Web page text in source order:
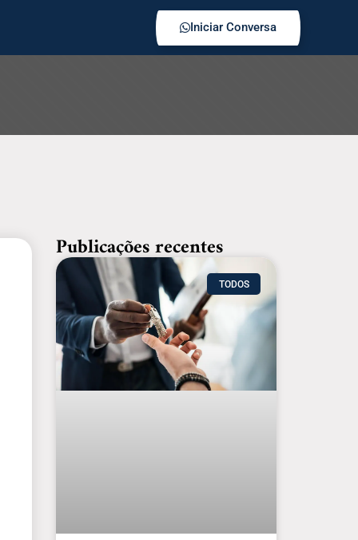
Iniciar Conversa
Publicações recentes
TODOS